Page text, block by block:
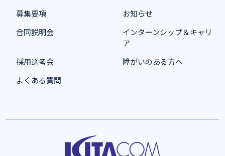
募集要項
お知らせ
合同説明会
インターンシップ＆キャリ
ア
採用選考会
障がいのある方へ
よくある質問